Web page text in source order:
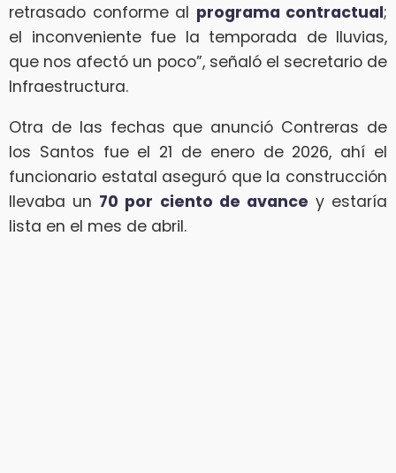
retrasado conforme al programa contractual;
el inconveniente fue la temporada de lluvias,
que nos afectó un poco”, señaló el secretario de
Infraestructura.
Otra de las fechas que anunció Contreras de
los Santos fue el 21 de enero de 2026, ahí el
funcionario estatal aseguró que la construcción
llevaba un 70 por ciento de avance y estaría
lista en el mes de abril.